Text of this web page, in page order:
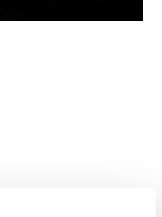
työympäristöistä ja